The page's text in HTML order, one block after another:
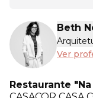
Beth
Ver
Restaurante